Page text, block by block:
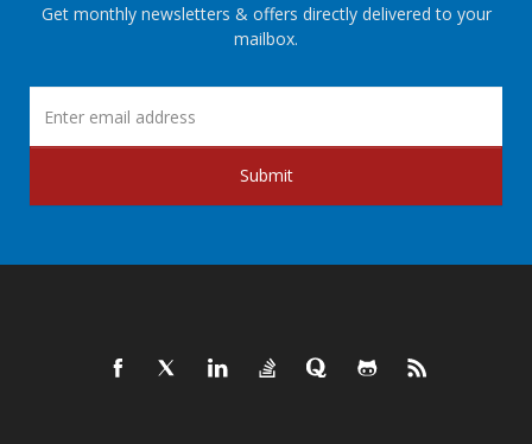
Get monthly newsletters & offers directly delivered to your
mailbox.
Submit